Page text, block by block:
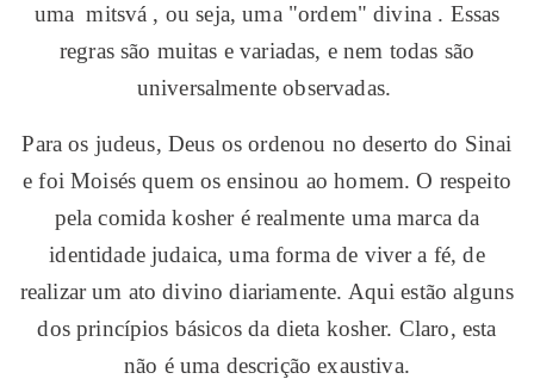
uma mitsvá , ou seja, uma "ordem" divina . Essas
regras são muitas e variadas, e nem todas são
universalmente observadas.
Para os judeus, Deus os ordenou no deserto do Sinai
e foi Moisés quem os ensinou ao homem. O respeito
pela comida kosher é realmente uma marca da
identidade judaica, uma forma de viver a fé, de
realizar um ato divino diariamente. Aqui estão alguns
dos princípios básicos da dieta kosher. Claro, esta
não é uma descrição exaustiva.